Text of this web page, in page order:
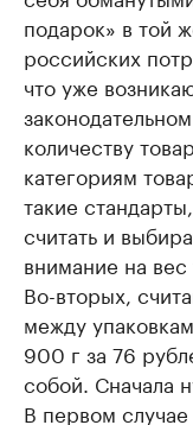
подарок» в той
российских
что уже
количеству
категориям
такие
считать и
внимание на
Во-вторых,
между
900 г за 76
собой. Сначала
В первом